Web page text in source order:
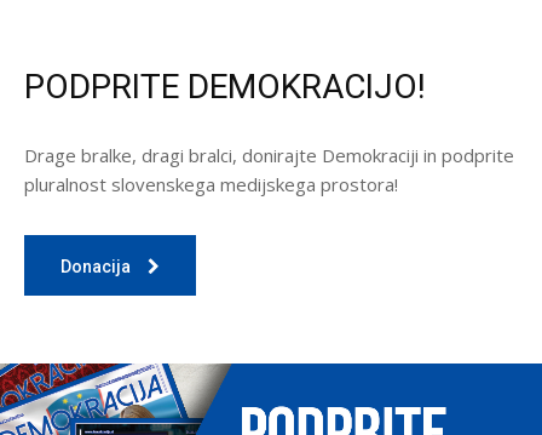
PODPRITE DEMOKRACIJO!
Drage bralke, dragi bralci, donirajte Demokraciji in podprite
pluralnost slovenskega medijskega prostora!
Donacija